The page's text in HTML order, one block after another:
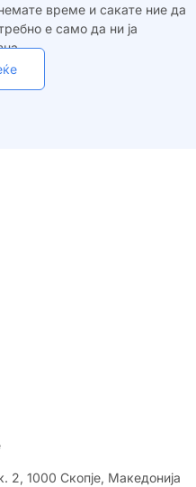
време и сакате ние да
е само да ни ја
2, 1000 Скопје, Македонија